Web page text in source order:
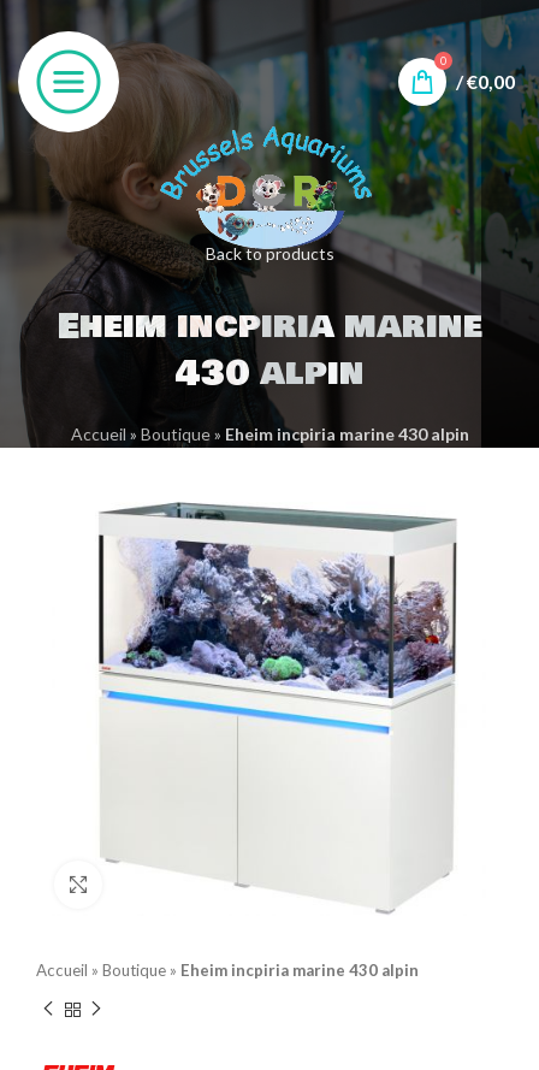
0
/€0,00
Back to products
Eheim incpiria marine
430 alpin
Accueil » Boutique» Eheim incpiria marine 430 alpin
Click to enlarge
Accueil » Boutique » Eheim incpiria marine 430 alpin